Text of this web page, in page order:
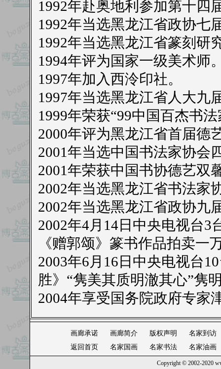
1992年赴奥地利参加第十四
1992年当选黑龙江省政协七
1992年当选黑龙江省篆刻研
1994年评为国家一级美术师
1997年加入西泠印社。
1997年当选黑龙江省人大九
1999年荣获“99中国百杰书法
2000年评为黑龙江省首届德
2001年当选中国书法家协会
2001年荣获中国书协德艺双
2002年当选黑龙江省书法家
2002年当选黑龙江省政协九
2002年4月14日中央电视台
《赠郭颂》篆书作品拍卖一
2003年6月16日中央电视台
胜》“隽美其质明澈其心”隽
2004年享受国务院政府专家
画廊承诺 画廊简介 版权声明
名家到访
返回首页
名家国画 名家书法 名家油画
Copyright © 2002-2020